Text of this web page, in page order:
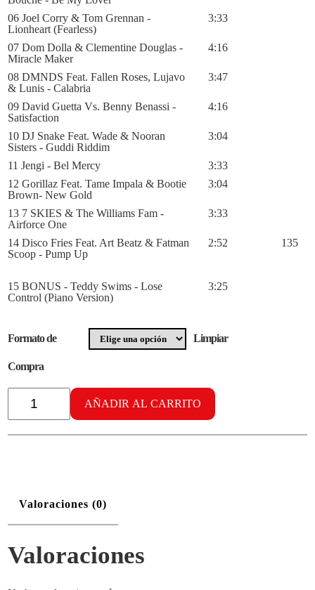
06 Joel Corry & Tom Grennan -
Lionheart (Fearless)
3:33
07 Dom Dolla & Clementine Douglas -
Miracle Maker
4:16
08 DMNDS Feat. Fallen Roses, Lujavo
& Lunis - Calabria
3:47
09 David Guetta Vs. Benny Benassi -
Satisfaction
4:16
10 DJ Snake Feat. Wade & Nooran
Sisters - Guddi Riddim
3:04
11 Jengi - Bel Mercy
3:33
12 Gorillaz Feat. Tame Impala & Bootie
Brown- New Gold
3:04
13 7 SKIES & The Williams Fam -
Airforce One
3:33
14 Disco Fries Feat. Art Beatz & Fatman
Scoop - Pump Up
2:52 135
15 BONUS - Teddy Swims - Lose
Control (Piano Version)
3:25
Formato de
Compra
Limpiar
Body
Toning
cantidad
AÑADIR AL CARRITO
Valoraciones (0)
Valoraciones